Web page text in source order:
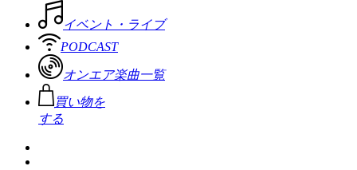
イベント・ライブ
PODCAST
オンエア楽曲一覧
買い物を
する